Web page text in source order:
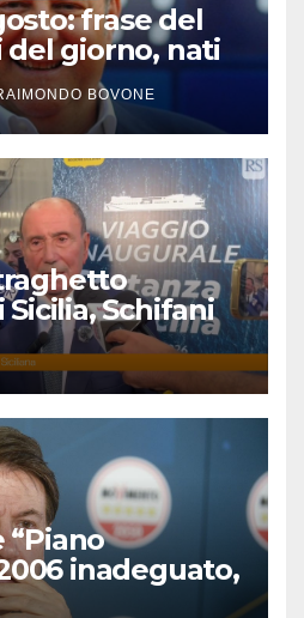
frase del
del giorno, nati
oggi
BOVONE
Sicilia, Schifani
presi”
“Piano
inadeguato,